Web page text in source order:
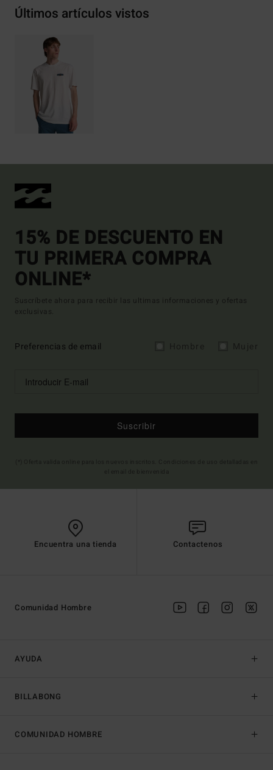
Últimos artículos vistos
15% DE DESCUENTO EN
TU PRIMERA COMPRA
ONLINE*
Suscríbete ahora para recibir las ultimas informaciones y ofertas
exclusivas.
Preferencias de email
Suscribir
Encuentra una tienda Contactenos
AYUDA
BILLABONG
Comunidad Hombre
COMUNIDAD HOMBRE